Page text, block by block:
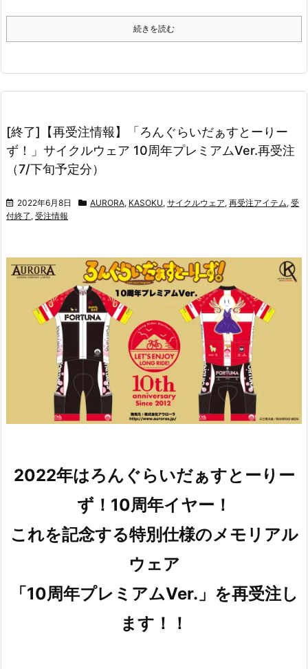
続きを読む
[終了]【再受注情報】「ろんぐらいだぁすとーりー
ず！」サイクルウェア 10周年プレミアムVer.再受注
（7/下旬予定分）
2022年6月8日 AURORA, KASOKU, サイクルウェア, 再受注アイテム, 受
付終了 , 受注情報
2022年はろんぐらいだぁすとーりー
ず！10周年イヤー！
これを記念する特別仕様のメモリアル
ウェア
「10周年プレミアムVer.」を再受注し
ます！！